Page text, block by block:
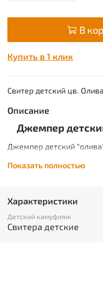
В
Купить в 1 клик
Свитер детский цв. Олива
Описание
Джемпер
Джемпер детский
комбинированным
погоны и налокотники.
организм человека от
Показать полностью
Характеристики
Детский камуфляж
Свитера детские